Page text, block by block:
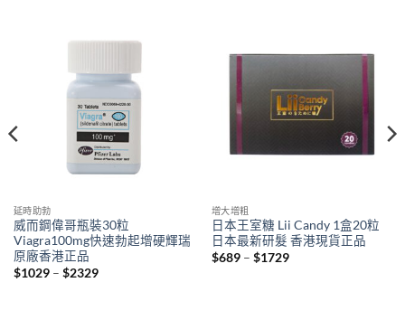
延時助勃
威而鋼偉哥瓶裝30粒
Viagra100mg快速勃起增硬輝瑞
原廠香港正品
$1029 – $2329Price
增大增粗
日本王室糖 Lii Candy 1盒20粒
日本最新研髮 香港現貨正品
$689 – $1729Price